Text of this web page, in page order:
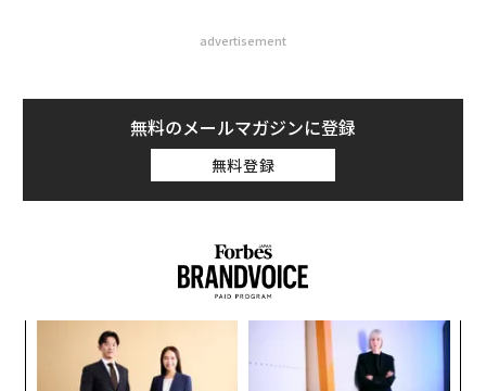
advertisement
無料のメールマガジンに登録
無料登録